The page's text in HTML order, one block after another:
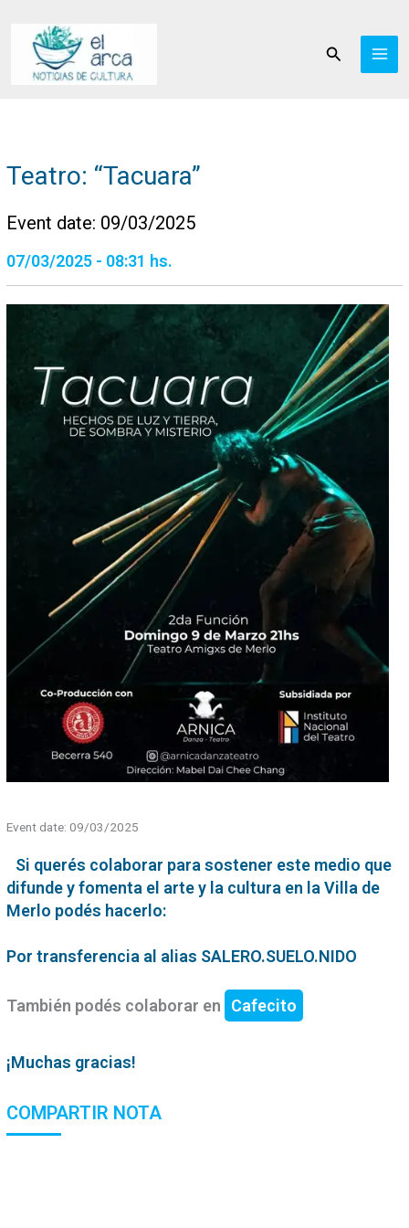
contenido
Buscar
Teatro: “Tacuara”
Event date: 09/03/2025
07/03/2025 - 08:31 hs.
Event date: 09/03/2025
Si querés colaborar para sostener este medio que
difunde y fomenta el arte y la cultura en la Villa de
Merlo podés hacerlo:
Por transferencia al alias SALERO.SUELO.NIDO
También podés colaborar en Cafecito
¡Muchas gracias!
COMPARTIR NOTA